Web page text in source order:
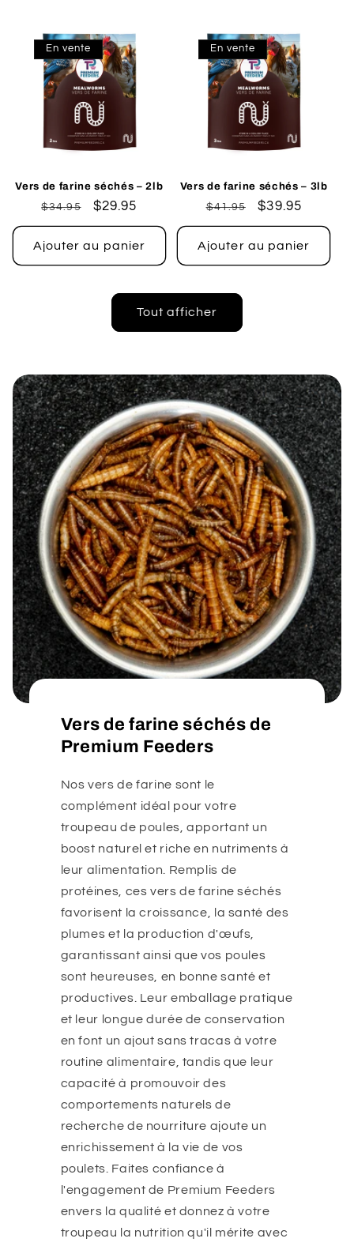
En vente
Vers de farine séchés – 2lb
Prix
habituel
$34.95
Prix
promotionnel
$29.95
Ajouter au panier
En vente
Vers de farine séchés – 3lb
Prix
habituel
$41.95
Prix
promotionnel
$39.95
Ajouter au panier
Tout afficher
Vers de farine séchés de
Premium Feeders
Nos vers de farine sont le
complément idéal pour votre
troupeau de poules, apportant un
boost naturel et riche en nutriments à
leur alimentation. Remplis de
protéines, ces vers de farine séchés
favorisent la croissance, la santé des
plumes et la production d'œufs,
garantissant ainsi que vos poules
sont heureuses, en bonne santé et
productives. Leur emballage pratique
et leur longue durée de conservation
en font un ajout sans tracas à votre
routine alimentaire, tandis que leur
capacité à promouvoir des
comportements naturels de
recherche de nourriture ajoute un
enrichissement à la vie de vos
poulets. Faites confiance à
l'engagement de Premium Feeders
envers la qualité et donnez à votre
troupeau la nutrition qu'il mérite avec